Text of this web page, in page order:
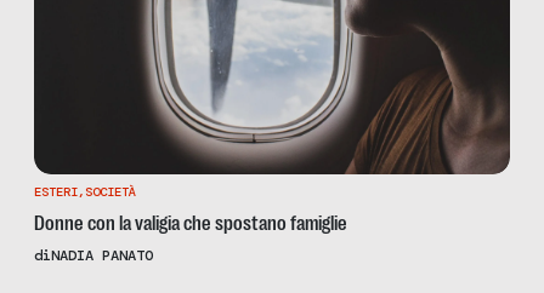
ESTERI, SOCIETÀ
Donne con la valigia che spostano famiglie
diNADIA PANATO